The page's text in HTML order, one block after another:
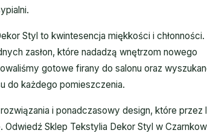
Styl to kwintesencja miękkości i chłonności.
zasłon, które nadadzą wnętrzom nowego
gotowe firany do salonu oraz
do każdego pomieszczenia.
i ponadczasowy design, które przez
Sklep Tekstylia Dekor Styl w